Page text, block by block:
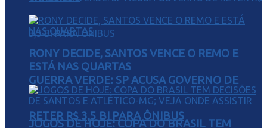
GUERRA VERDE: SP ACUSA GOVERNO DE
RETER R$ 3,5 BI PARA ÔNIBUS
RONY DECIDE, SANTOS VENCE O REMO E
ESTÁ NAS QUARTAS
JOGOS DE HOJE: COPA DO BRASIL TEM